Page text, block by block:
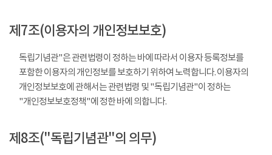
제7조(이용자의 개인정보보호)
독립기념관"은 관련법령이 정하는 바에 따라서 이용자 등록정보를
포함한 이용자의 개인정보를 보호하기 위하여 노력합니다. 이용자의
개인정보보호에 관해서는 관련법령 및 "독립기념관"이 정하는
"개인정보보호정책"에 정한 바에 의합니다.
제8조("독립기념관"의 의무)